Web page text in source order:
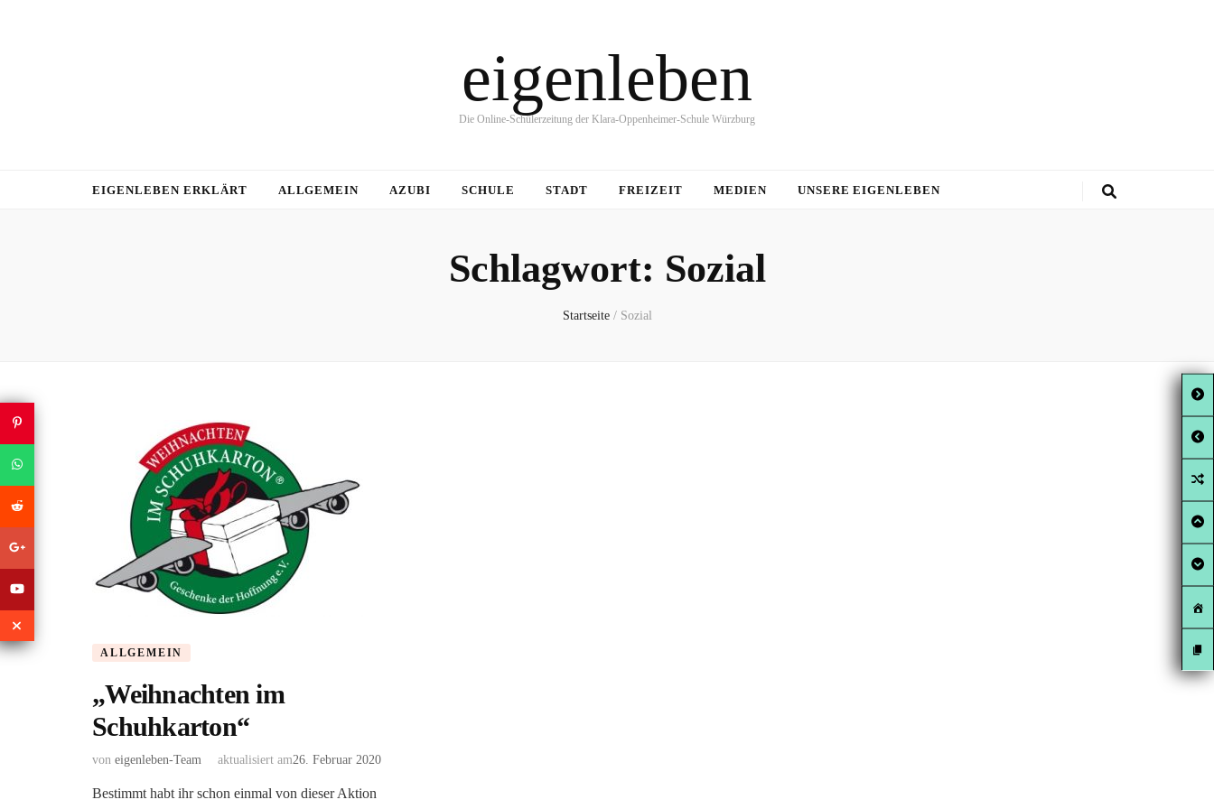
eigenleben
Die Online-Schülerzeitung der Klara-Oppenheimer-Schule Würzburg
EIGENLEBEN ERKLÄRT ALLGEMEIN AZUBI SCHULE STADT FREIZEIT MEDIEN UNSERE EIGENLEBEN
Schlagwort: Sozial
Startseite / Sozial
ALLGEMEIN
„Weihnachten im
Schuhkarton“
von eigenleben-Team aktualisiert am26. Februar 2020
Bestimmt habt ihr schon einmal von dieser Aktion